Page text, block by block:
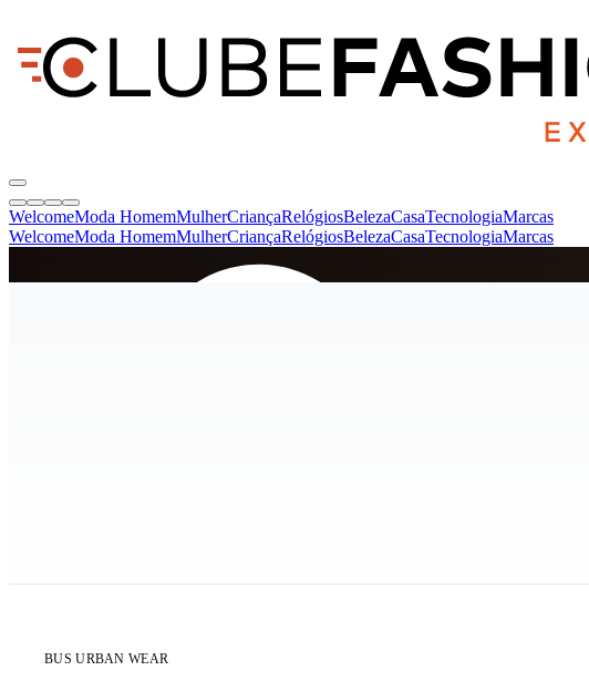
WelcomeModa HomemMulherCriançaRelógiosBelezaCasaTecnologiaMarcas
WelcomeModa HomemMulherCriançaRelógiosBelezaCasaTecnologiaMarcas
BUS URBAN WEAR